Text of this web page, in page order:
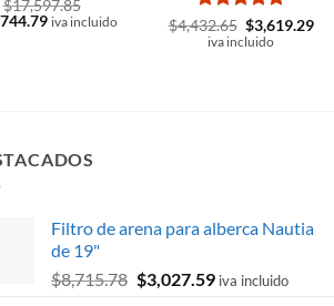
$17,597.85
Eliva incluido
Valorado
con5de 5
$4,432.65 El
precio
$3,619.29El
iva incluido
Filtro de arena para alberca Nautia
de 19"
$8,715.78 El
$3,027.59Eliva incluido